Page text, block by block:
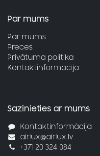
Par mums
Par mums
Preces
Privātuma politika
Kontaktinformācija
Sazinieties ar mums
Kontaktinformācija
airlux@airlux.lv
+371 20 324 084